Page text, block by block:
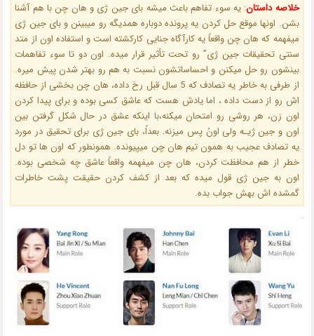
خلاصه داستان:یه سوء تفاهم باعث میشه بای جین ژی و هان چن با هم آشنا
بشن. اونها موقع حل کردن یه پرونده دوباره همدیگه رو میبینن و بای جین ژی
میفهمه که هان چن واقعاً یه کارآگاه جنایی کارکشته است و استفاده اون از متد
سنتی تحقیقات جین ژی” رو تحت تأثیر قرار میده. اون دو تا سوء تفاهمات
بینشون رو حل میکنن و احساساتشون نسبت به هم رو بهتر شدن پیش میره.
از طرفی به خاطر یه تصادف که 5 سال قبل رخ داده، هان چن بخشی از حافظه
اش رو از دست داده ، اما یادش هست که عاشق کسی بوده و برای پیدا کردن
اون زن، هر روشی رو امتحان میکنه،با اینکه عشق در حال شکل گرفتن بین
اون و جین ژیـه ولی اونُ پس میزنه. بعداً، بای جین ژی برای تحقیق در مورد
یه تصادف عجیب به همون تیم هان چن میپیونده. همونطور که اون ها تو دل
خطر از هم محافظت کردن، هان چن میفهمه واقعاً عاشق چه شخصی بوده.
اون به جین ژی قول میده که بعد از کشف کردن حقیقت پشت خاطرات
گمشده اش بهش جواب بده.
.